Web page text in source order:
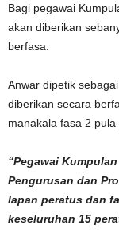
Bagi pegawai
akan diberikan
berfasa.
Anwar dipetik
diberikan secara
manakala fasa 2 pula
“Pegawai
Pengurusan dan
lapan peratus dan
keseluruhan 15